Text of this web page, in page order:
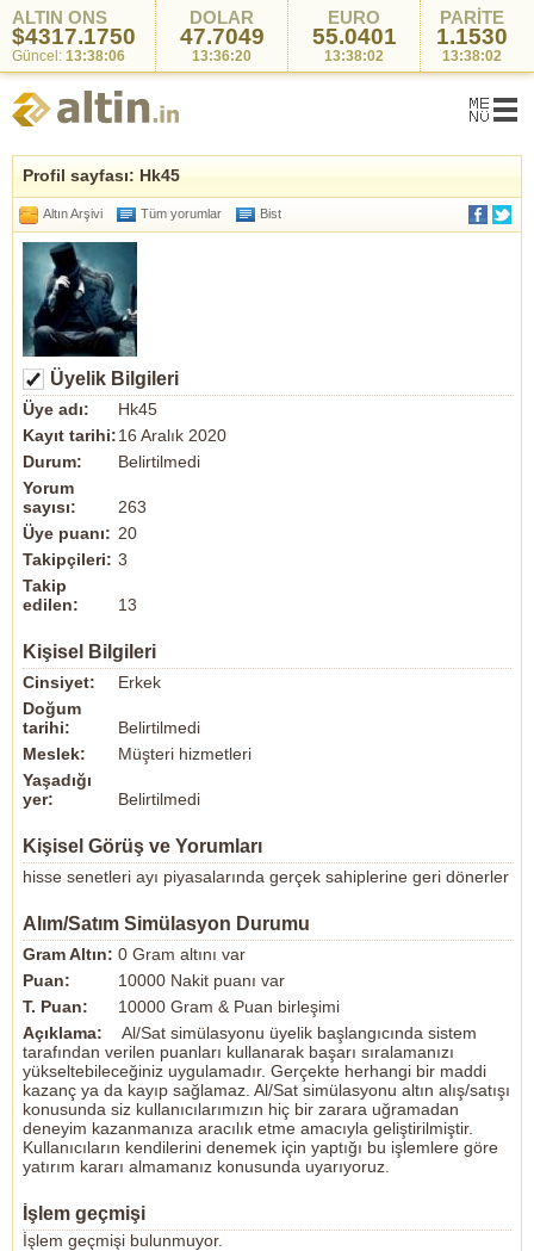
ALTIN ONS
$4317.1750
Güncel: 13:38:06
DOLAR
47.7049
13:36:20
EURO
55.0401
13:38:02
PARİTE
1.1530
13:38:02
Profil sayfası: Hk45
Altın Arşivi Tüm yorumlar Bist
Üyelik Bilgileri
Üye adı:
Hk45
Kayıt tarihi:16 Aralık 2020
Durum:
Belirtilmedi
Yorum
sayısı:
263
Üye puanı: 20
Takipçileri: 3
Takip
edilen:
13
Kişisel Bilgileri
Cinsiyet:
Erkek
Doğum
tarihi:
Belirtilmedi
Meslek:
Müşteri hizmetleri
Yaşadığı
yer:
Belirtilmedi
Kişisel Görüş ve Yorumları
hisse senetleri ayı piyasalarında gerçek sahiplerine geri dönerler
Alım/Satım Simülasyon Durumu
Gram Altın: 0 Gram altını var
Puan:
10000 Nakit puanı var
T. Puan:
10000 Gram & Puan birleşimi
Açıklama:
Al/Sat simülasyonu üyelik başlangıcında sistem
tarafından verilen puanları kullanarak başarı sıralamanızı
yükseltebileceğiniz uygulamadır. Gerçekte herhangi bir maddi
kazanç ya da kayıp sağlamaz. Al/Sat simülasyonu altın alış/satışı
konusunda siz kullanıcılarımızın hiç bir zarara uğramadan
deneyim kazanmanıza aracılık etme amacıyla geliştirilmiştir.
Kullanıcıların kendilerini denemek için yaptığı bu işlemlere göre
yatırım kararı almamanız konusunda uyarıyoruz.
İşlem geçmişi
İşlem geçmişi bulunmuyor.